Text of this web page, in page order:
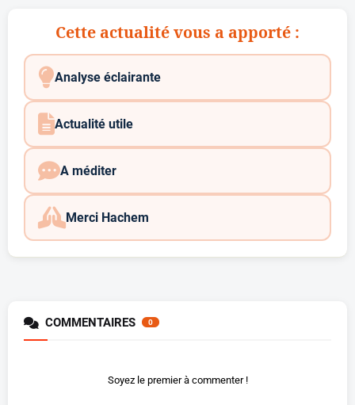
Cette actualité vous a apporté :
Analyse éclairante
Actualité utile
A méditer
Merci Hachem
COMMENTAIRES 0
Soyez le premier à commenter !